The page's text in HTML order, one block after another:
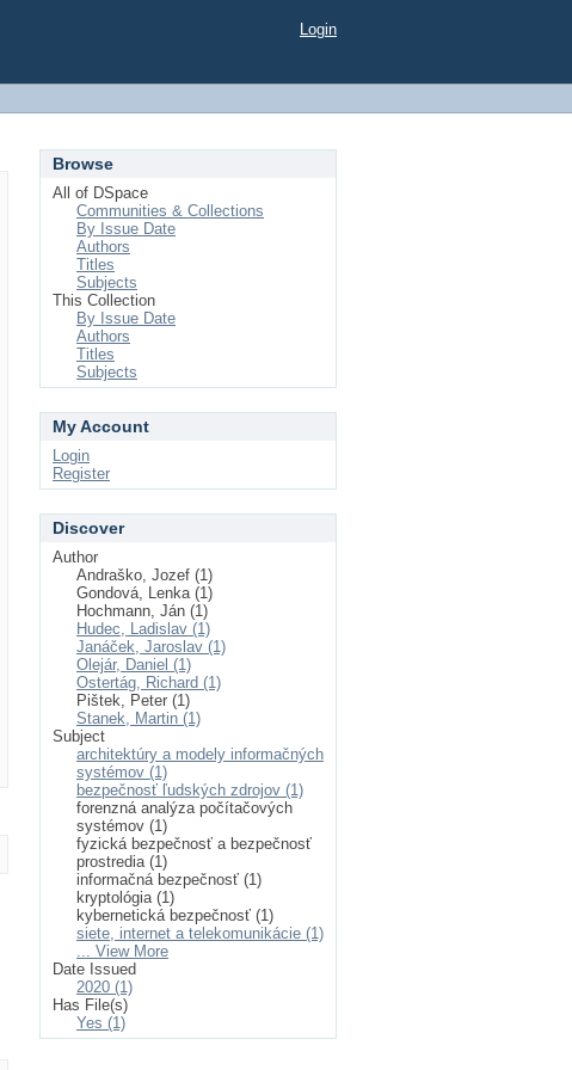
Login
Browse
All of DSpace
Communities & Collections
By Issue Date
Authors
Titles
Subjects
This Collection
By Issue Date
Authors
Titles
Subjects
My Account
Login
Register
Discover
Author
Andraško, Jozef (1)
Gondová, Lenka (1)
Hochmann, Ján (1)
Hudec, Ladislav (1)
Janáček, Jaroslav (1)
Olejár, Daniel (1)
Ostertág, Richard (1)
Pištek, Peter (1)
Stanek, Martin (1)
Subject
architektúry a modely informačných
systémov (1)
bezpečnosť ľudských zdrojov (1)
forenzná analýza počítačových
systémov (1)
fyzická bezpečnosť a bezpečnosť
prostredia (1)
informačná bezpečnosť (1)
kryptológia (1)
kybernetická bezpečnosť (1)
siete, internet a telekomunikácie (1)
... View More
Date Issued
2020 (1)
Has File(s)
Yes (1)